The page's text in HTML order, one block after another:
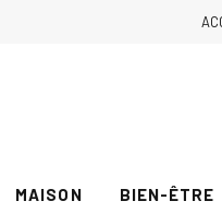
MAISON BIEN-ÊTRE